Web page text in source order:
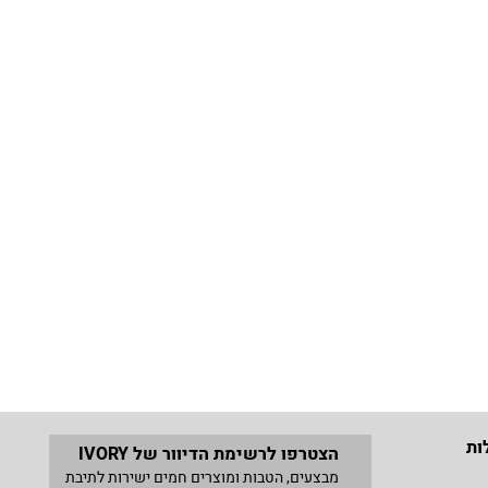
הצטרפו לרשימת הדיוור של IVORY
מבצעים, הטבות ומוצרים חמים ישירות לתיבת